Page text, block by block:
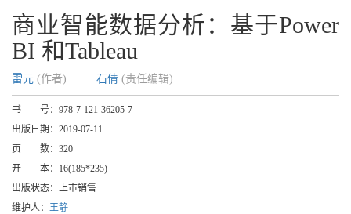
商业智能数据分析：基于Power
BI 和Tableau
雷元 (作者) 石倩 (责任编辑)
书 号： 978-7-121-36205-7
出版日期： 2019-07-11
页 数： 320
开 本： 16(185*235)
出版状态： 上市销售
维护人： 王静